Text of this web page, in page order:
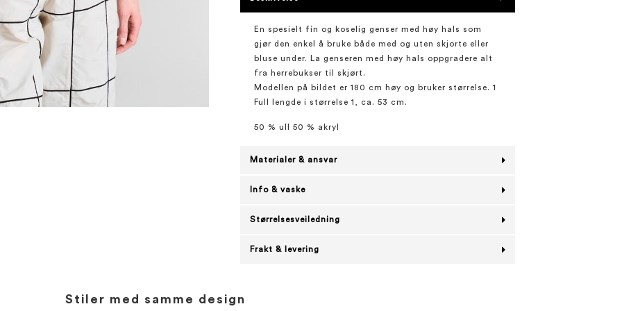
En spesielt fin og koselig genser med høy hals som
gjør den enkel å bruke både med og uten skjorte eller
bluse under. La genseren med høy hals oppgradere alt
fra herrebukser til skjørt.
Modellen på bildet er 180 cm høy og bruker størrelse. 1
Full lengde i størrelse 1, ca. 53 cm.
50 % ull 50 % akryl
Materialer & ansvar
Info & vaske
Størrelsesveiledning
Frakt & levering
Stiler med samme design